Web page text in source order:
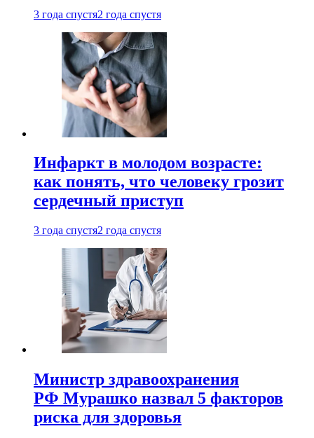
3 года спустя2 года спустя
Инфаркт в молодом возрасте:
как понять, что человеку грозит
сердечный приступ
3 года спустя2 года спустя
Министр здравоохранения
РФ Мурашко назвал 5 факторов
риска для здоровья